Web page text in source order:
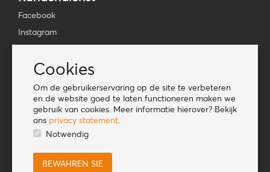
Cookies
Om de gebruikerservaring op de site te verbeteren
en de website goed te laten functioneren maken we
gebruik van cookies. Meer informatie hierover? Bekijk
ons privacy statement.
Notwendig
Facebook
Instagram
TikTok
Informationen
Lookbook
Become a retailer